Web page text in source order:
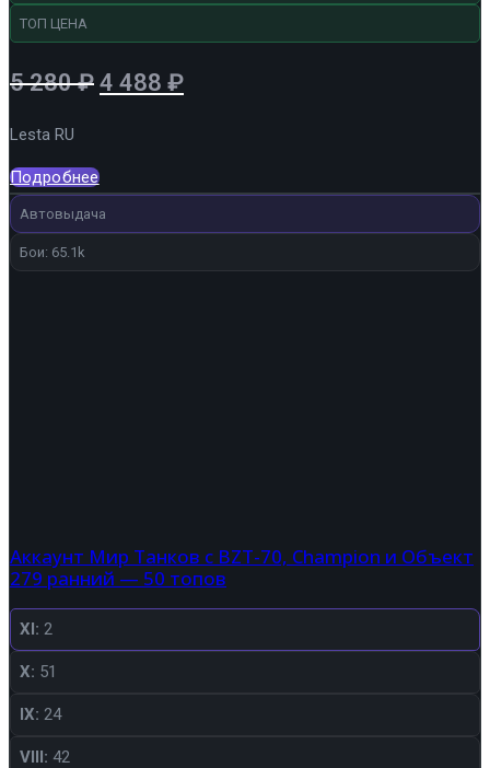
ТОП ЦЕНА
5 280₽ Первоначальная
5
280 ₽.
4 488 ₽Текущая
Lesta RU
Подробнее
Автовыдача
Бои: 65.1k
Аккаунт Мир Танков с BZT-70, Champion и Объект
279 ранний — 50 топов
XI: 2
X: 51
IX: 24
VIII: 42